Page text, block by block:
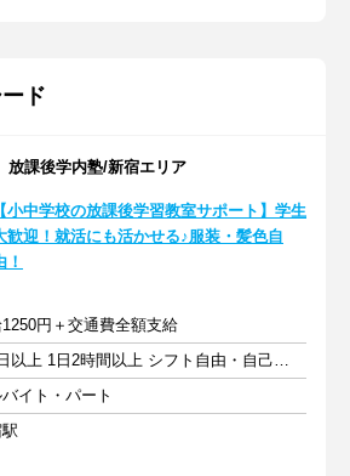
ド
課後学内塾/新宿エリア
【小中学校の放課後学習教室サポート】学生
歓迎！就活にも活かせる♪服装・髪色自
！
円＋交通費全額支給
週1日以上 1日2時間以上 シフト自由・自己申告
イト・パート